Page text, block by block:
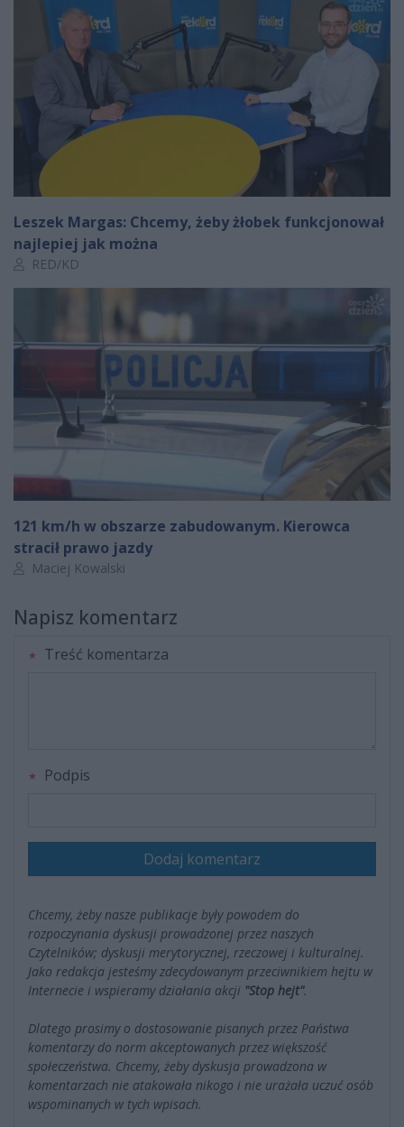
Leszek Margas: Chcemy, żeby żłobek funkcjonował
najlepiej jak można
Autor artykułu:
RED/KD
121 km/h w obszarze zabudowanym. Kierowca
stracił prawo jazdy
Autor artykułu:
Maciej Kowalski
Napisz komentarz
Treść komentarza
Podpis
Dodaj komentarz
Chcemy, żeby nasze publikacje były powodem do
rozpoczynania dyskusji prowadzonej przez naszych
Czytelników; dyskusji merytorycznej, rzeczowej i kulturalnej.
Jako redakcja jesteśmy zdecydowanym przeciwnikiem hejtu w
Internecie i wspieramy działania akcji "Stop hejt".
Dlatego prosimy o dostosowanie pisanych przez Państwa
komentarzy do norm akceptowanych przez większość
społeczeństwa. Chcemy, żeby dyskusja prowadzona w
komentarzach nie atakowała nikogo i nie urażała uczuć osób
wspominanych w tych wpisach.